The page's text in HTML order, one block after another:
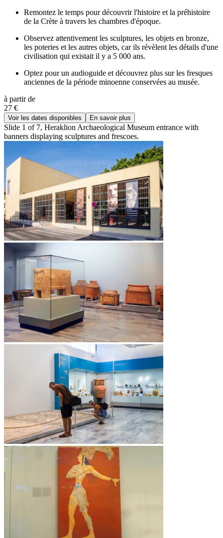
Remontez le temps pour découvrir l'histoire et la préhistoire
de la Crète à travers les chambres d'époque.
Observez attentivement les sculptures, les objets en bronze,
les poteries et les autres objets, car ils révèlent les détails d'une
civilisation qui existait il y a 5 000 ans.
Optez pour un audioguide et découvrez plus sur les fresques
anciennes de la période minoenne conservées au musée.
à partir de
27 €
Voir les dates disponibles En savoir plus
Slide 1 of 7, Heraklion Archaeological Museum entrance with
banners displaying sculptures and frescoes.